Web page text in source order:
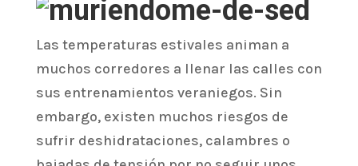
Las temperaturas estivales animan a
muchos corredores a llenar las calles con
sus entrenamientos veraniegos. Sin
embargo, existen muchos riesgos de
sufrir deshidrataciones, calambres o